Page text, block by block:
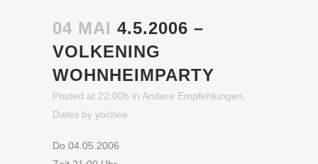
04 MAI 4.5.2006 –
VOLKENING
WOHNHEIMPARTY
Posted at 22:00h in Andere Empfehlungen
Dates by yochee
Do 04.05.2006